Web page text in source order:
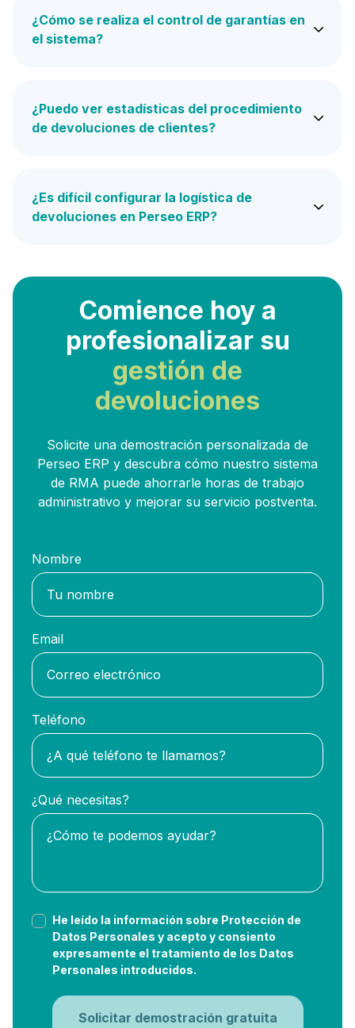
¿Cómo se realiza el control de garantías en
el sistema?
¿Puedo ver estadísticas del procedimiento
de devoluciones de clientes?
¿Es difícil configurar la logística de
devoluciones en Perseo ERP?
Comience hoy a
profesionalizar su
gestión de
devoluciones
Solicite una demostración personalizada de
Perseo ERP y descubra cómo nuestro sistema
de RMA puede ahorrarle horas de trabajo
administrativo y mejorar su servicio postventa.
Nombre
Email
Teléfono
¿Qué necesitas?
He leído la información sobre Protección de
Datos Personales y acepto y consiento
expresamente el tratamiento de los Datos
Personales introducidos.
Solicitar demostración gratuita